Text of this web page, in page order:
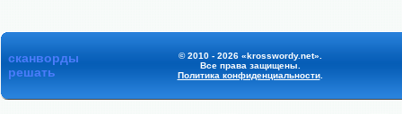
сканворды
решать
© 2010 - 2026 «krosswordy.net».
Все права защищены.
Политика конфиденциальности.